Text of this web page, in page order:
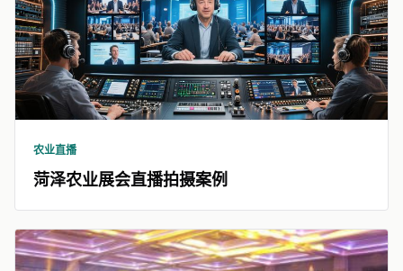
农业直播
菏泽农业展会直播拍摄案例